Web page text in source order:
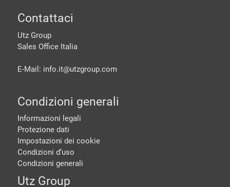
piè di pagine
Contattaci
Utz Group
Sales Office Italia
E-Mail: info.it@utzgroup.com
Condizioni generali
Informazioni legali
Protezione dati
Impostazioni dei cookie
Condizioni d‘uso
Condizioni generali
Utz Group